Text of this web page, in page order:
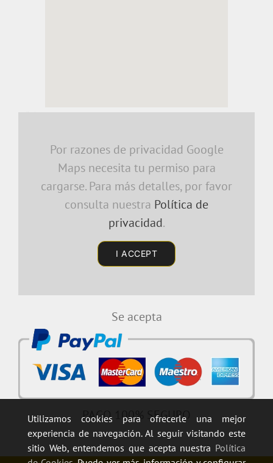
Por razones de privacidad Google
Maps necesita tu permiso para
cargarse. Para más detalles, por favor
consulta nuestra Política de
privacidad.
I ACCEPT
Se acepta
PAGO 100% SEGURO
Utilizamos cookies para ofrecerle una mejor
experiencia de navegación. Al seguir visitando este
sitio Web, entendemos que acepta nuestra Política